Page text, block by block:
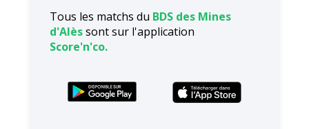
Tous les matchs du BDS des Mines
d'Alèssont sur l'application
Score'n'co.